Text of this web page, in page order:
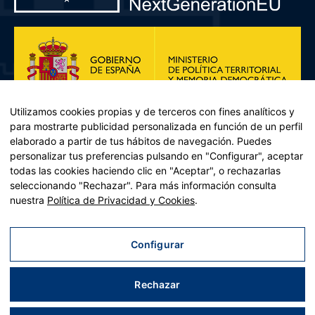
Plan de Recuperación, Transformación y Resiliencia – Financiado por
Recuperación y resiliencia, establecido por el Reglamento (UE)
2021/241 del Parlamento Europeo y del Consejo, de 12 de febrero
Aviso legal|Política de privacidad|Política de cookies|Accesibilidad|Mapa web
Utilizamos cookies propias y de terceros con fines analíticos y
para mostrarte publicidad personalizada en función de un perfil
elaborado a partir de tus hábitos de navegación. Puedes
personalizar tus preferencias pulsando en "Configurar", aceptar
todas las cookies haciendo clic en "Aceptar", o rechazarlas
seleccionando "Rechazar". Para más información consulta
nuestra Política de Privacidad y Cookies.
Configurar
Rechazar